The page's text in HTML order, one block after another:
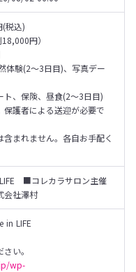
税込)
円）
体験(2～3日目)、写真デー
、保険、昼食(2～3日目)
護者による送迎が必要で
まれません。各自お手配く
　■コレカラサロン主催
会社澤村
in LIFE
wp-